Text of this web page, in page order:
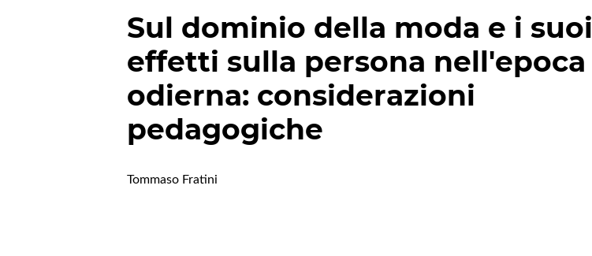
Sul dominio della moda e i suoi
effetti sulla persona nell'epoca
odierna: considerazioni
pedagogiche
Tommaso Fratini